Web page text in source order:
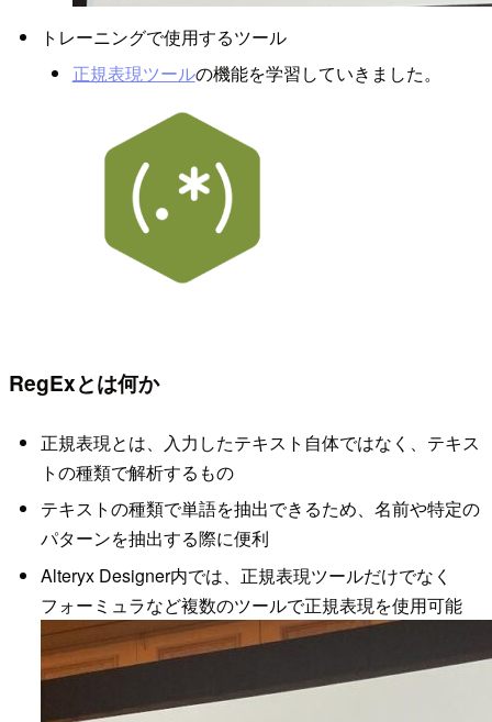
トレーニングで使用するツール
正規表現ツールの機能を学習していきました。
RegExとは何か
正規表現とは、入力したテキスト自体ではなく、テキス
トの種類で解析するもの
テキストの種類で単語を抽出できるため、名前や特定の
パターンを抽出する際に便利
Alteryx Designer内では、正規表現ツールだけでなく
フォーミュラなど複数のツールで正規表現を使用可能